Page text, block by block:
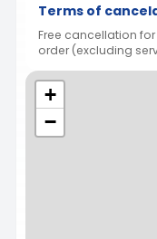
Terms of
Free cancellation
order (excluding
+
−